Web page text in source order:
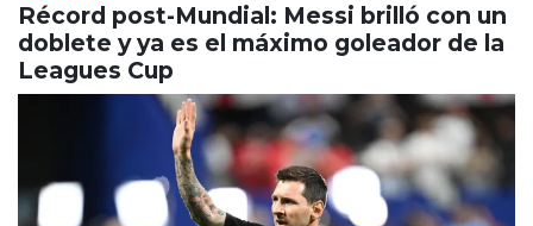
Récord post-Mundial: Messi brilló con un
doblete y ya es el máximo goleador de la
Leagues Cup